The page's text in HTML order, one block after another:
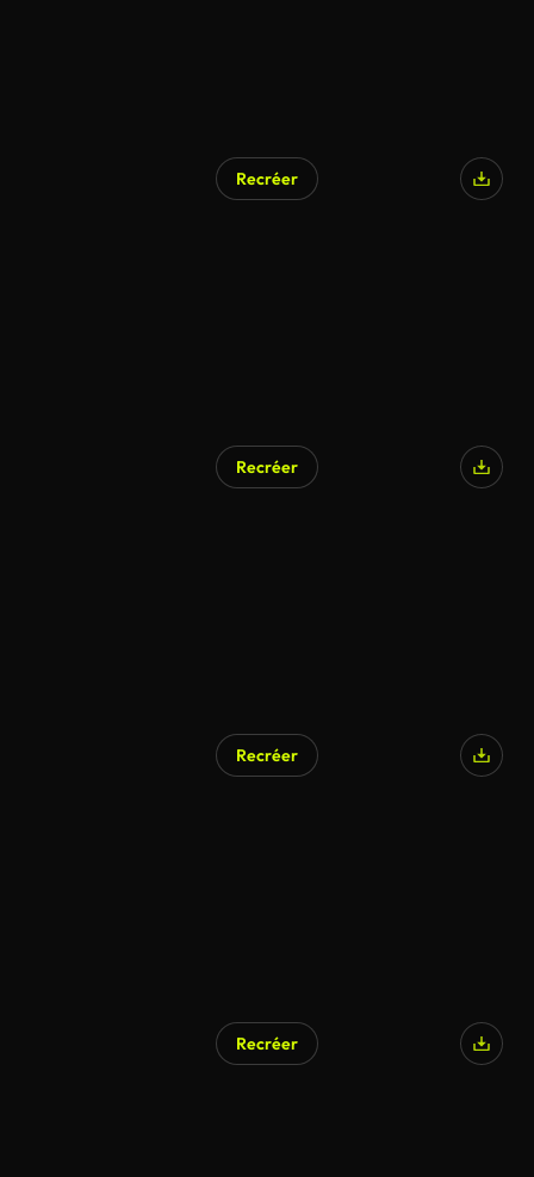
Recréer
Recréer
Recréer
Recréer